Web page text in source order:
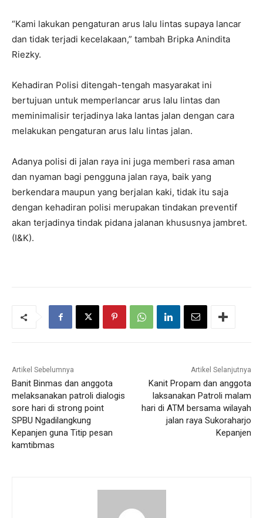
“Kami lakukan pengaturan arus lalu lintas supaya lancar
dan tidak terjadi kecelakaan,” tambah Bripka Anindita
Riezky.
Kehadiran Polisi ditengah-tengah masyarakat ini
bertujuan untuk memperlancar arus lalu lintas dan
meminimalisir terjadinya laka lantas jalan dengan cara
melakukan pengaturan arus lalu lintas jalan.
Adanya polisi di jalan raya ini juga memberi rasa aman
dan nyaman bagi pengguna jalan raya, baik yang
berkendara maupun yang berjalan kaki, tidak itu saja
dengan kehadiran polisi merupakan tindakan preventif
akan terjadinya tindak pidana jalanan khususnya jambret.
(I&K).
Artikel Sebelumnya
Banit Binmas dan anggota
melaksanakan patroli dialogis
sore hari di strong point
SPBU Ngadilangkung
Kepanjen guna Titip pesan
kamtibmas
Artikel Selanjutnya
Kanit Propam dan anggota
laksanakan Patroli malam
hari di ATM bersama wilayah
jalan raya Sukoraharjo
Kepanjen